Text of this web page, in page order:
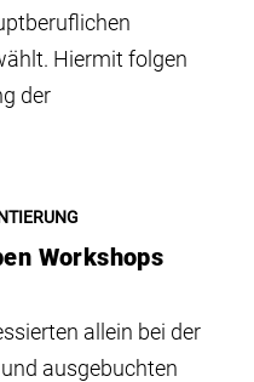
Hiermit folgen
der
Workshops
allein bei der
ausgebuchten